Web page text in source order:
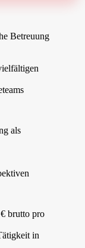
Betreuung
als
brutto pro
in